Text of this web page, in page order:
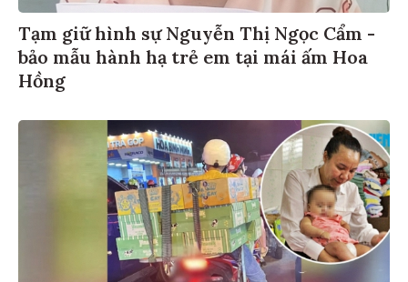
Tạm giữ hình sự Nguyễn Thị Ngọc Cẩm -
bảo mẫu hành hạ trẻ em tại mái ấm Hoa
Hồng